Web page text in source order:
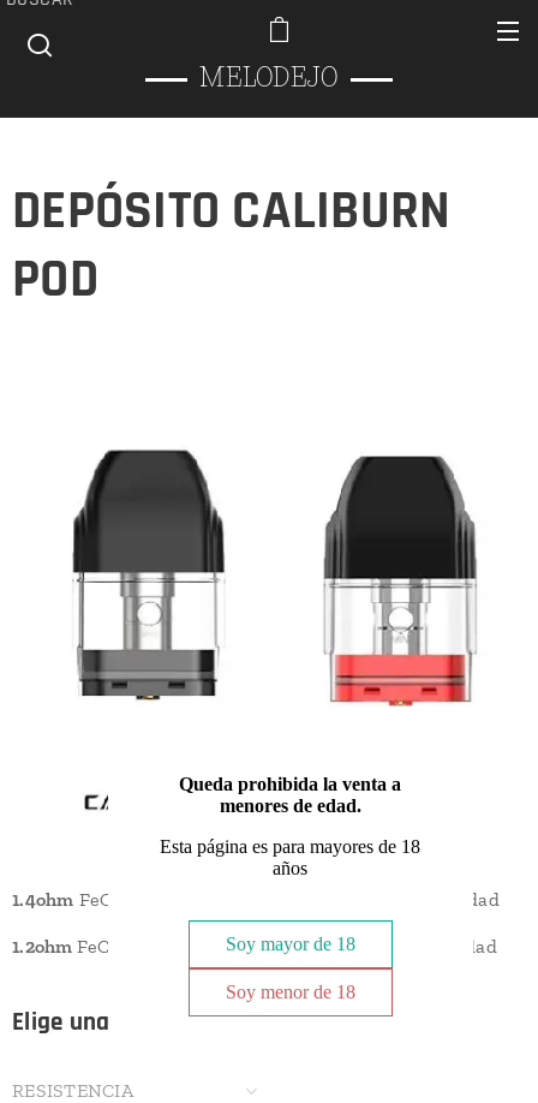
MELODEJO
DEPÓSITO CALIBURN
POD
1.4ohm FeCrAI. Rellenado superior con 2ml de capacidad
1.2ohm FeCrAI. Rellenado superior con 2ml de capacidad
Elige una opción:
RESISTENCIA
Queda prohibida la venta a
menores de edad.
Esta página es para mayores de 18
años
Soy mayor de 18
Soy menor de 18